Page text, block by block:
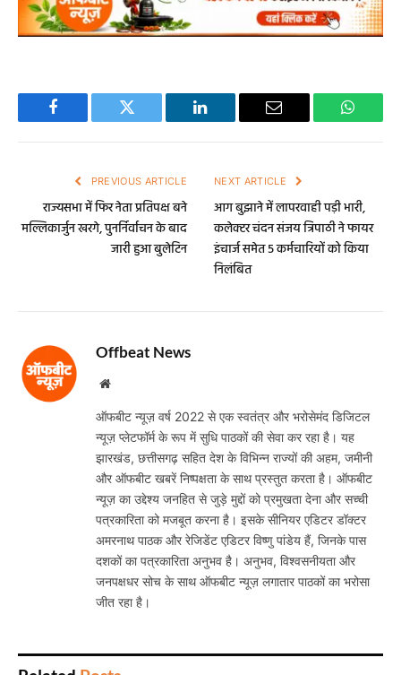
Facebook Twitter LinkedIn Email
PREVIOUS ARTICLE
राज्यसभा में फिर नेता प्रतिपक्ष बने
मल्लिकार्जुन खरगे, पुनर्निर्वाचन के बाद
जारी हुआ बुलेटिन
NEXT ARTICLE
आग बुझाने में लापरवाही पड़ी भारी,
कलेक्टर चंदन संजय त्रिपाठी ने फायर
इंचार्ज समेत 5 कर्मचारियों को किया
निलंबित
Offbeat News
Website
ऑफबीट न्यूज़ वर्ष 2022 से एक स्वतंत्र और भरोसेमंद डिजिटल
न्यूज़ प्लेटफॉर्म के रूप में सुधि पाठकों की सेवा कर रहा है। यह
झारखंड, छत्तीसगढ़ सहित देश के विभिन्न राज्यों की अहम, जमीनी
और ऑफबीट खबरें निष्पक्षता के साथ प्रस्तुत करता है। ऑफबीट
न्यूज़ का उद्देश्य जनहित से जुड़े मुद्दों को प्रमुखता देना और सच्ची
पत्रकारिता को मजबूत करना है। इसके सीनियर एडिटर डॉक्टर
अमरनाथ पाठक और रेजिडेंट एडिटर विष्णु पांडेय हैं, जिनके पास
दशकों का पत्रकारिता अनुभव है। अनुभव, विश्वसनीयता और
जनपक्षधर सोच के साथ ऑफबीट न्यूज़ लगातार पाठकों का भरोसा
जीत रहा है।